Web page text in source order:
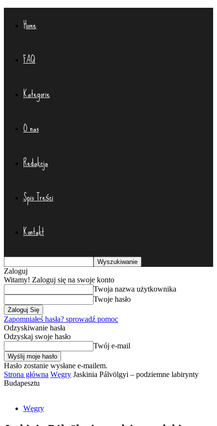
Home
FAQ
Kategorie
O nas
Redakcja
Spis Treści
Kontakt
Zaloguj
Witamy! Zaloguj się na swoje konto
Twoja nazwa użytkownika
Twoje hasło
Zapomniałeś hasła? sprowadź pomoc
Odzyskiwanie hasła
Odzyskaj swoje hasło
Twój e-mail
Hasło zostanie wysłane e-mailem.
Strona główna Węgry Jaskinia Pálvölgyi – podziemne labirynty
Budapesztu
Węgry